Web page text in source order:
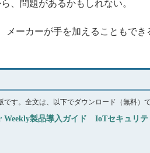
、問題があるかもしれない。
ーカーが手を加えることもでき
です。全文は、以下でダウンロード（無料）で
Weekly製品導入ガイド IoTセキュリテ